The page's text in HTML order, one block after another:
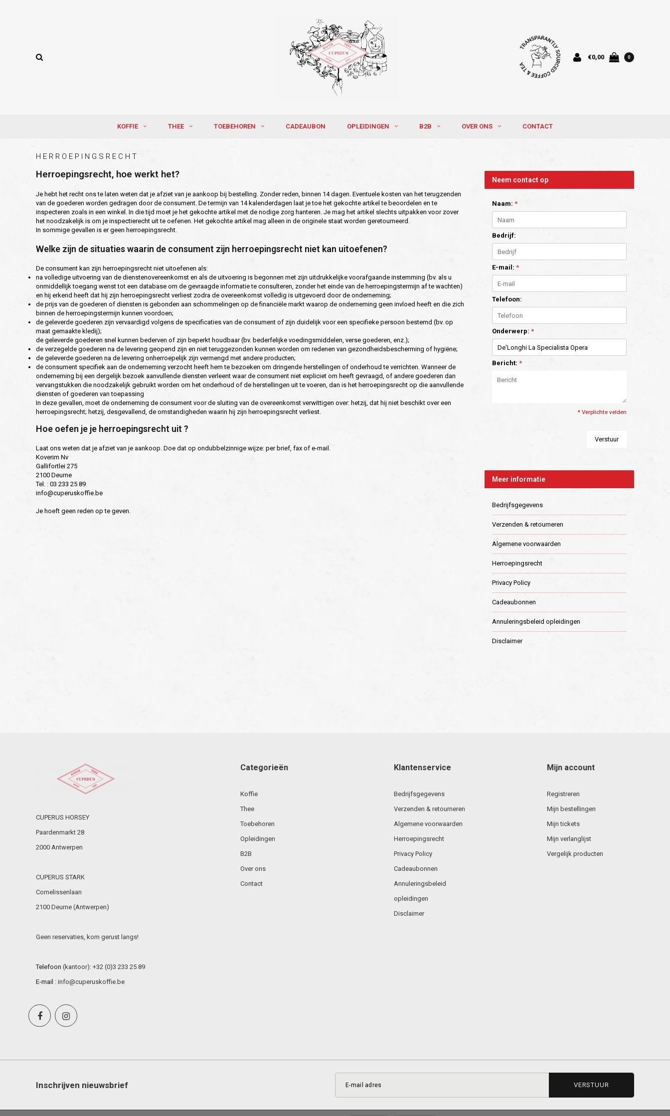
€0,00 0
KOFFIE THEE TOEBEHOREN CADEAUBON OPLEIDINGEN B2B OVER ONS CONTACT
HERROEPINGSRECHT
Herroepingsrecht, hoe werkt het?
Je hebt het recht ons te laten weten dat je afziet van je aankoop bij bestelling. Zonder reden, binnen 14 dagen. Eventuele kosten van het terugzenden
van de goederen worden gedragen door de consument. De termijn van 14 kalenderdagen laat je toe het gekochte artikel te beoordelen en te
inspecteren zoals in een winkel. In die tijd moet je het gekochte artikel met de nodige zorg hanteren. Je mag het artikel slechts uitpakken voor zover
het noodzakelijk is om je inspectierecht uit te oefenen. Het gekochte artikel mag alleen in de originele staat worden geretourneerd.
In sommige gevallen is er geen herroepingsrecht.
Welke zijn de situaties waarin de consument zijn herroepingsrecht niet kan uitoefenen?
De consument kan zijn herroepingsrecht niet uitoefenen als:
na volledige uitvoering van de dienstenovereenkomst en als de uitvoering is begonnen met zijn uitdrukkelijke voorafgaande instemming (bv. als u
onmiddellijk toegang wenst tot een database om de gevraagde informatie te consulteren, zonder het einde van de herroepingstermijn af te wachten)
en hij erkend heeft dat hij zijn herroepingsrecht verliest zodra de overeenkomst volledig is uitgevoerd door de onderneming;
de prijs van de goederen of diensten is gebonden aan schommelingen op de financiële markt waarop de onderneming geen invloed heeft en die zich
binnen de herroepingstermijn kunnen voordoen;
de geleverde goederen zijn vervaardigd volgens de specificaties van de consument of zijn duidelijk voor een specifieke persoon bestemd (bv. op
maat gemaakte kledij);
de geleverde goederen snel kunnen bederven of zijn beperkt houdbaar (bv. bederfelijke voedingsmiddelen, verse goederen, enz.);
de verzegelde goederen na de levering geopend zijn en niet teruggezonden kunnen worden om redenen van gezondheidsbescherming of hygiëne;
de geleverde goederen na de levering onherroepelijk zijn vermengd met andere producten;
de consument specifiek aan de onderneming verzocht heeft hem te bezoeken om dringende herstellingen of onderhoud te verrichten. Wanneer de
onderneming bij een dergelijk bezoek aanvullende diensten verleent waar de consument niet expliciet om heeft gevraagd, of andere goederen dan
vervangstukken die noodzakelijk gebruikt worden om het onderhoud of de herstellingen uit te voeren, dan is het herroepingsrecht op die aanvullende
diensten of goederen van toepassing
In deze gevallen, moet de onderneming de consument voor de sluiting van de overeenkomst verwittigen over: hetzij, dat hij niet beschikt over een
herroepingsrecht; hetzij, desgevallend, de omstandigheden waarin hij zijn herroepingsrecht verliest.
Hoe oefen je je herroepingsrecht uit ?
Laat ons weten dat je afziet van je aankoop. Doe dat op ondubbelzinnige wijze: per brief, fax of e-mail.
Koverim Nv
Gallifortlei 275
2100 Deurne
Tel. : 03 233 25 89
info@cuperuskoffie.be
Je hoeft geen reden op te geven.
Neem contact op
Naam: *
Bedrijf:
E-mail: *
Telefoon:
Onderwerp: *
Bericht: *
* Verplichte velden
Verstuur
Meer informatie
Bedrijfsgegevens
Verzenden & retourneren
Algemene voorwaarden
Herroepingsrecht
Privacy Policy
Cadeaubonnen
Annuleringsbeleid opleidingen
Disclaimer
CUPERUS HORSEY
Paardenmarkt 28
2000 Antwerpen
CUPERUS STARK
Cornelissenlaan
2100 Deurne (Antwerpen)
Geen reservaties, kom gerust langs!
Telefoon (kantoor): +32 (0)3 233 25 89
E-mail : info@cuperuskoffie.be
Categorieën
Koffie
Thee
Toebehoren
Opleidingen
B2B
Over ons
Contact
Klantenservice
Bedrijfsgegevens
Verzenden & retourneren
Algemene voorwaarden
Herroepingsrecht
Privacy Policy
Cadeaubonnen
Annuleringsbeleid
opleidingen
Disclaimer
Mijn account
Registreren
Mijn bestellingen
Mijn tickets
Mijn verlanglijst
Vergelijk producten
Inschrijven nieuwsbrief VERSTUUR